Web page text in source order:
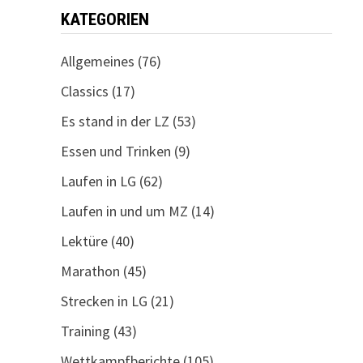
KATEGORIEN
Allgemeines (76)
Classics (17)
Es stand in der LZ (53)
Essen und Trinken (9)
Laufen in LG (62)
Laufen in und um MZ (14)
Lektüre(40)
Marathon (45)
Strecken in LG (21)
Training (43)